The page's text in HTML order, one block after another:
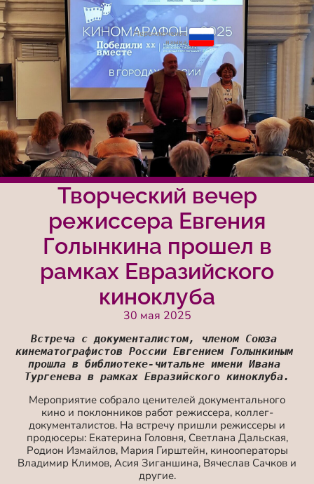
Творческий вечер
режиссера Евгения
Голынкина прошел в
рамках Евразийского
киноклуба
30 мая 2025
Встреча с документалистом, членом Союза
кинематографистов России Евгением Голынкиным
прошла в библиотеке-читальне имени Ивана
Тургенева в рамках Евразийского киноклуба.
Мероприятие собрало ценителей документального
кино и поклонников работ режиссера, коллег-
документалистов. На встречу пришли режиссеры и
продюсеры: Екатерина Головня, Светлана Дальская,
Родион Измайлов, Мария Гирштейн, кинооператоры
Владимир Климов, Асия Зиганшина, Вячеслав Сачков и
другие.
Переключение
языка